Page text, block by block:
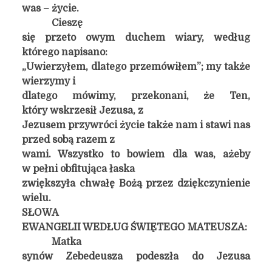
was – życie.
Cieszę
się przeto owym duchem wiary, według
którego napisano:
„Uwierzyłem, dlatego przemówiłem”; my także
wierzymy i
dlatego mówimy, przekonani, że Ten,
który wskrzesił Jezusa, z
Jezusem przywróci życie także nam i stawi nas
przed sobą razem z
wami. Wszystko to bowiem dla was, ażeby
w pełni obfitująca łaska
zwiększyła chwałę Bożą przez dziękczynienie
wielu.
SŁOWA
EWANGELII WEDŁUG ŚWIĘTEGO MATEUSZA:
Matka
synów Zebedeusza podeszła do Jezusa